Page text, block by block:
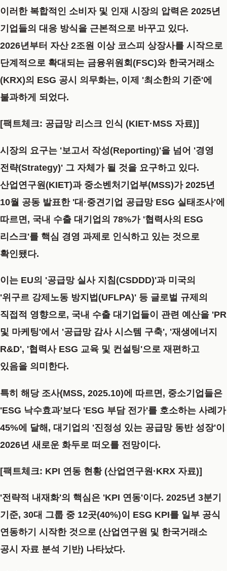
이러한 복합적인 소비자 및 인재 시장의 압력은 2025년
기업들의 대응 방식을 근본적으로 바꾸고 있다.
2026년부터 자산 2조원 이상 코스피 상장사를 시작으로
단계적으로 확대되는 금융위원회(FSC)와 한국거래소
(KRX)의 ESG 공시 의무화는, 이제 '최소한의 기준'에
불과하게 되었다.
[팩트체크: 공급망 리스크 인식 (KIET·MSS 자료)]
시장의 요구는 '보고서 작성(Reporting)'을 넘어 '경영
전략(Strategy)' 그 자체가 될 것을 요구하고 있다.
산업연구원(KIET)과 중소벤처기업부(MSS)가 2025년
10월 공동 발표한 '대·중견기업 공급망 ESG 실태조사'에
따르면, 국내 수출 대기업의 78%가 '협력사의 ESG
리스크'를 핵심 경영 과제로 인식하고 있는 것으로
확인됐다.
이는 EU의 '공급망 실사 지침(CSDDD)'과 미국의
'위구르 강제노동 방지법(UFLPA)' 등 글로벌 규제의
직접적 영향으로, 국내 수출 대기업들이 관련 예산을 'PR
및 마케팅'에서 '공급망 감사 시스템 구축', '재생에너지
R&D', '협력사 ESG 교육 및 컨설팅'으로 재편하고
있음을 의미한다.
특히 해당 조사(MSS, 2025.10)에 따르면, 중소기업들은
'ESG 낙수효과'보다 'ESG 부담 전가'를 호소하는 사례가
45%에 달해, 대기업의 '진정성 있는 공급망 동반 성장'이
2026년 새로운 화두로 떠오를 전망이다.
[팩트체크: KPI 연동 현황 (산업연구원·KRX 자료)]
'전략적 내재화'의 핵심은 'KPI 연동'이다. 2025년 3분기
기준, 30대 그룹 중 12곳(40%)이 ESG KPI를 일부 공식
연동하기 시작한 것으로 (산업연구원 및 한국거래소
공시 자료 분석 기반) 나타났다.